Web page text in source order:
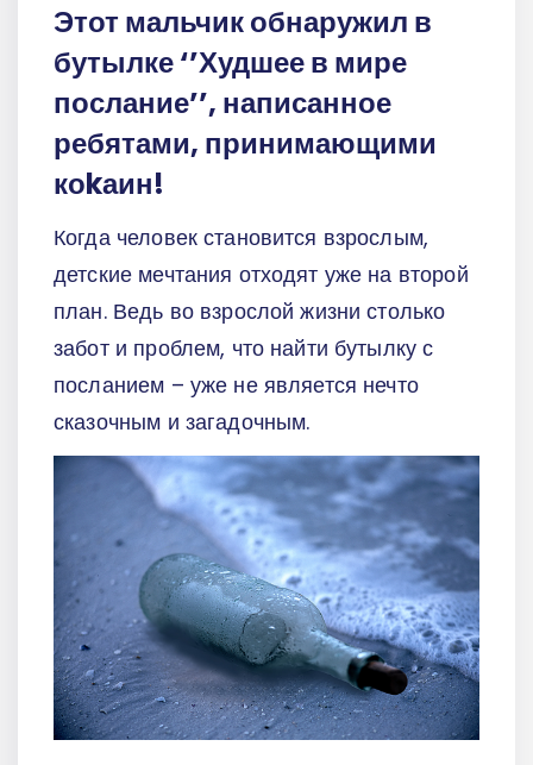
Этот мальчик обнаружил в
бутылке ‘’Худшее в мире
послание’’, написанное
ребятами, принимающими
коkаин!
Когда человек становится взрослым,
детские мечтания отходят уже на второй
план. Ведь во взрослой жизни столько
забот и проблем, что найти бутылку с
посланием – уже не является нечто
сказочным и загадочным.